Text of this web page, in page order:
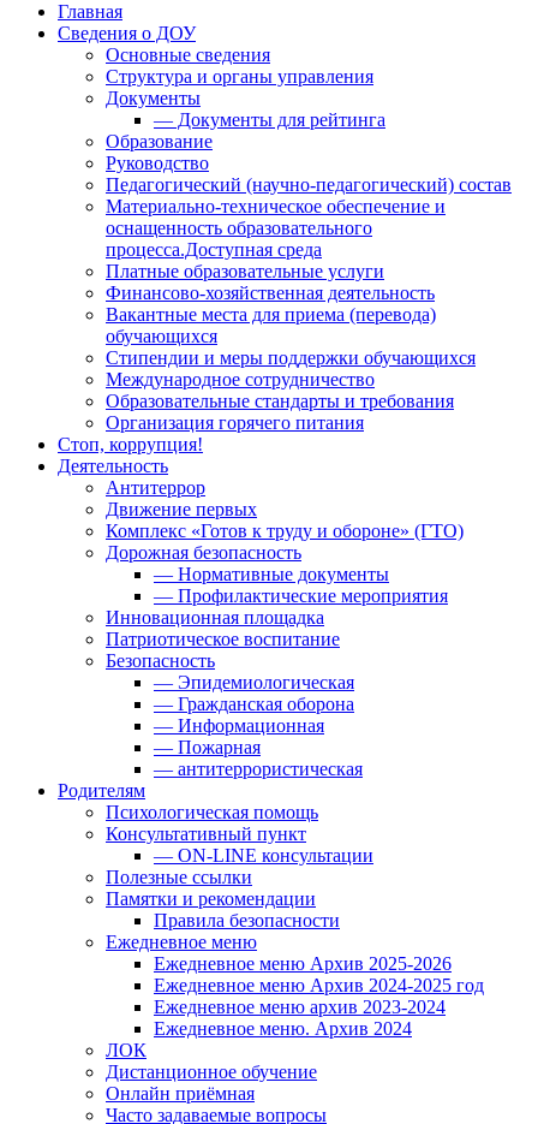
Главная
Сведения о ДОУ
Основные сведения
Структура и органы управления
Документы
— Документы для рейтинга
Образование
Руководство
Педагогический (научно-педагогический) состав
Материально-техническое обеспечение и
оснащенность образовательного
процесса.Доступная среда
Платные образовательные услуги
Финансово-хозяйственная деятельность
Вакантные места для приема (перевода)
обучающихся
Стипендии и меры поддержки обучающихся
Международное сотрудничество
Образовательные стандарты и требования
Организация горячего питания
Стоп, коррупция!
Деятельность
Антитеррор
Движение первых
Комплекс «Готов к труду и обороне» (ГТО)
Дорожная безопасность
— Нормативные документы
— Профилактические мероприятия
Инновационная площадка
Патриотическое воспитание
Безопасность
— Эпидемиологическая
— Гражданская оборона
— Информационная
— Пожарная
— антитеррористическая
Родителям
Психологическая помощь
Консультативный пункт
— ON-LINE консультации
Полезные ссылки
Памятки и рекомендации
Правила безопасности
Ежедневное меню
Ежедневное меню Архив 2025-2026
Ежедневное меню Архив 2024-2025 год
Ежедневное меню архив 2023-2024
Ежедневное меню. Архив 2024
ЛОК
Дистанционное обучение
Онлайн приёмная
Часто задаваемые вопросы